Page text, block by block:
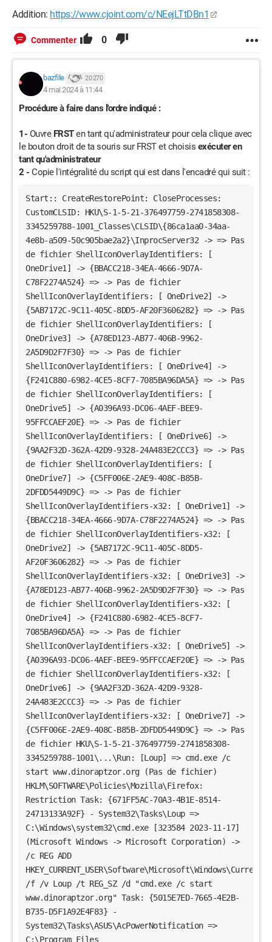
Addition: https://www.cjoint.com/c/NEejLTtDBn1
Commenter 0
bazfile 20 270
4 mai 2024 à 11:44
Procédure à faire dans l'ordre indiqué :
1- Ouvre FRSTen tant qu'administrateur pour cela clique avec
le bouton droit de ta souris sur FRST et choisis exécuter en
tant qu'administrateur
2 - Copie l'intégralité du script qui est dans l'encadré qui suit :
Start:: CreateRestorePoint: CloseProcesses:
CustomCLSID: HKU\S-1-5-21-376497759-2741858308-
3345259788-1001_Classes\CLSID\{86ca1aa0-34aa-
4e8b-a509-50c905bae2a2}\InprocServer32 -> => Pas
de fichier ShellIconOverlayIdentifiers: [
OneDrive1] -> {BBACC218-34EA-4666-9D7A-
C78F2274A524} => -> Pas de fichier
ShellIconOverlayIdentifiers: [ OneDrive2] ->
{5AB7172C-9C11-405C-8DD5-AF20F3606282} => -> Pas
de fichier ShellIconOverlayIdentifiers: [
OneDrive3] -> {A78ED123-AB77-406B-9962-
2A5D9D2F7F30} => -> Pas de fichier
ShellIconOverlayIdentifiers: [ OneDrive4] ->
{F241C880-6982-4CE5-8CF7-7085BA96DA5A} => -> Pas
de fichier ShellIconOverlayIdentifiers: [
OneDrive5] -> {A0396A93-DC06-4AEF-BEE9-
95FFCCAEF20E} => -> Pas de fichier
ShellIconOverlayIdentifiers: [ OneDrive6] ->
{9AA2F32D-362A-42D9-9328-24A483E2CCC3} => -> Pas
de fichier ShellIconOverlayIdentifiers: [
OneDrive7] -> {C5FF006E-2AE9-408C-B85B-
2DFDD5449D9C} => -> Pas de fichier
ShellIconOverlayIdentifiers-x32: [ OneDrive1] ->
{BBACC218-34EA-4666-9D7A-C78F2274A524} => -> Pas
de fichier ShellIconOverlayIdentifiers-x32: [
OneDrive2] -> {5AB7172C-9C11-405C-8DD5-
AF20F3606282} => -> Pas de fichier
ShellIconOverlayIdentifiers-x32: [ OneDrive3] ->
{A78ED123-AB77-406B-9962-2A5D9D2F7F30} => -> Pas
de fichier ShellIconOverlayIdentifiers-x32: [
OneDrive4] -> {F241C880-6982-4CE5-8CF7-
7085BA96DA5A} => -> Pas de fichier
ShellIconOverlayIdentifiers-x32: [ OneDrive5] ->
{A0396A93-DC06-4AEF-BEE9-95FFCCAEF20E} => -> Pas
de fichier ShellIconOverlayIdentifiers-x32: [
OneDrive6] -> {9AA2F32D-362A-42D9-9328-
24A483E2CCC3} => -> Pas de fichier
ShellIconOverlayIdentifiers-x32: [ OneDrive7] ->
{C5FF006E-2AE9-408C-B85B-2DFDD5449D9C} => -> Pas
de fichier HKU\S-1-5-21-376497759-2741858308-
3345259788-1001\...\Run: [Loup] => cmd.exe /c
start www.dinoraptzor.org (Pas de fichier)
HKLM\SOFTWARE\Policies\Mozilla\Firefox:
Restriction Task: {671FF5AC-70A3-4B1E-8514-
24713133A92F} - System32\Tasks\Loup =>
C:\Windows\system32\cmd.exe [323584 2023-11-17]
(Microsoft Windows -> Microsoft Corporation) ->
/c REG ADD
/f /v Loup /t REG_SZ /d "cmd.exe /c start
www.dinoraptzor.org" Task: {5015E7ED-7665-4E2B-
B735-D5F1A92E4F83} -
System32\Tasks\ASUS\AcPowerNotification =>
C:\Program Files